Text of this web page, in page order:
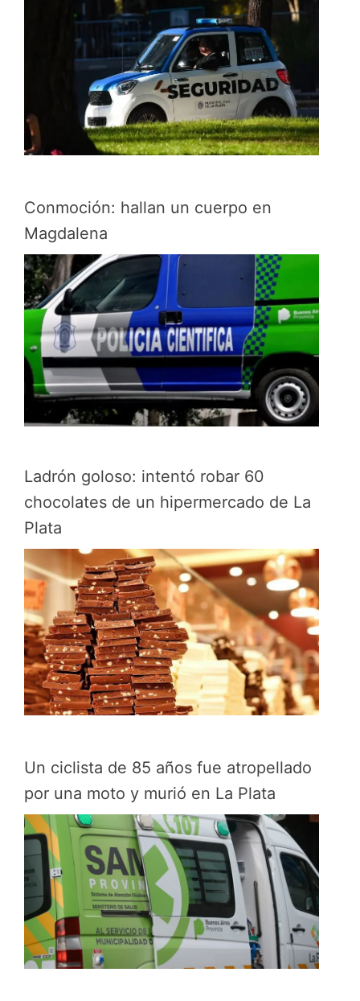
Conmoción: hallan un cuerpo en
Magdalena
Ladrón goloso: intentó robar 60
chocolates de un hipermercado de La
Plata
Un ciclista de 85 años fue atropellado
por una moto y murió en La Plata